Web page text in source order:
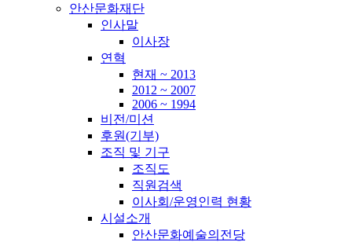
안산문화재단
인사말
이사장
연혁
현재 ~ 2013
2012 ~ 2007
2006 ~ 1994
비전/미션
후원(기부)
조직 및 기구
조직도
직원검색
이사회/운영인력 현황
시설소개
안산문화예술의전당